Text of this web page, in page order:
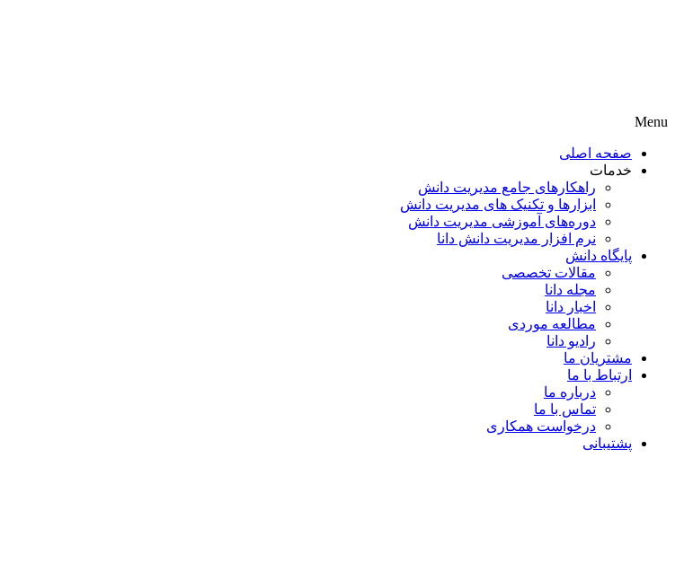
Menu
صفحه اصلی
خدمات
راهکارهای جامع مدیریت دانش
ابزارها و تکنیک‌ های مدیریت دانش
دوره‌های آموزشی مدیریت دانش
نرم افزار مدیریت دانش دانا
پایگاه دانش
مقالات تخصصی
مجله دانا
اخبار دانا
مطالعه موردی
رادیو دانا
مشتریان ما
ارتباط با ما
درباره ما
تماس با ما
درخواست همکاری
پشتیبانی